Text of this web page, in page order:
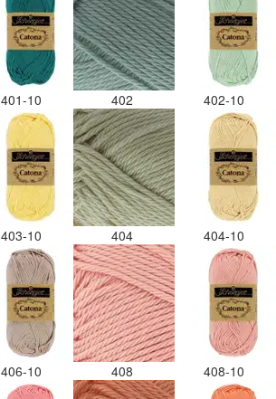
401-10 402 402-10
403-10 404 404-10
406-10 408 408-10